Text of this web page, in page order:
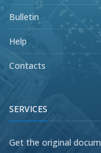
Bulletin
Help
Contacts
SERVICES
Get the original